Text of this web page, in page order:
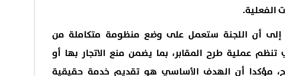
الفعلية.
إلى أن اللجنة ستعمل على وضع منظومة متكاملة من
تنظم عملية طرح المقابر، بما يضمن منع الاتجار بها أو
مؤكدا أن الهدف الأساسي هو تقديم خدمة حقيقية